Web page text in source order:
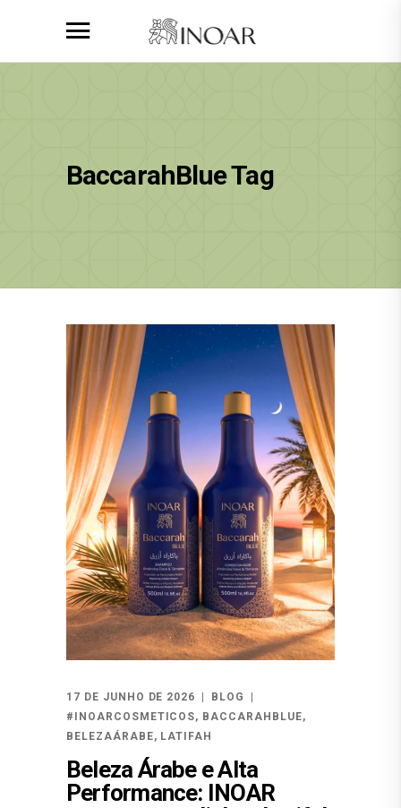
BaccarahBlue Tag
17 DE JUNHO DE 2026
BLOG
#INOARCOSMETICOS, BACCARAHBLUE,
BELEZAÁRABE, LATIFAH
Beleza Árabe e Alta
Performance: INOAR